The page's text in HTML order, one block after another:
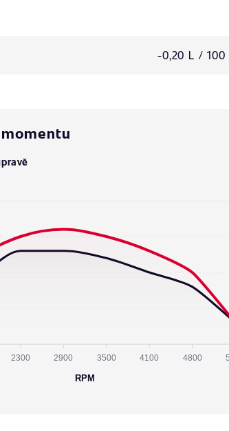
-0,20 L / 100
2300 2900 3500 4100 4800
RPM